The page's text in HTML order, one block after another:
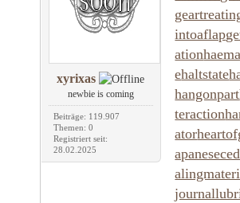
xyrixas
newbie is coming
Beiträge: 119.907
Themen: 0
Registriert seit:
28.02.2025
intoaflap
ation
ehaltstate
hangonpart
teraction
ator